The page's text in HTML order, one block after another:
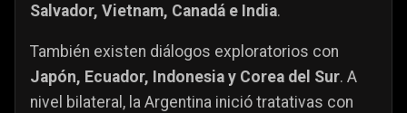
Salvador, Vietnam, Canadá e India.
También existen diálogos exploratorios con
Japón, Ecuador, Indonesia y Corea del Sur. A
nivel bilateral, la Argentina inició tratativas con